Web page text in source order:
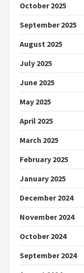
October 2025
September 2025
August 2025
July 2025
June 2025
May 2025
April 2025
March 2025
February 2025
January 2025
December 2024
November 2024
October 2024
September 2024